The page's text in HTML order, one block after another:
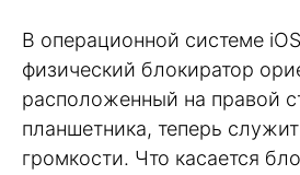
В операционной системе
физический блокиратор
расположенный на правой
планшетника, теперь
громкости. Что касается